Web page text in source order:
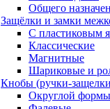
Общего
Защёлки и замки
С пластиковым
Классические
Магнитные
Шариковые и
Кнобы (ручки-
Округлой формы